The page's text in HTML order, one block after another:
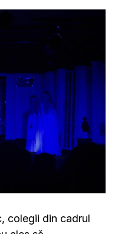
colegii din cadrul